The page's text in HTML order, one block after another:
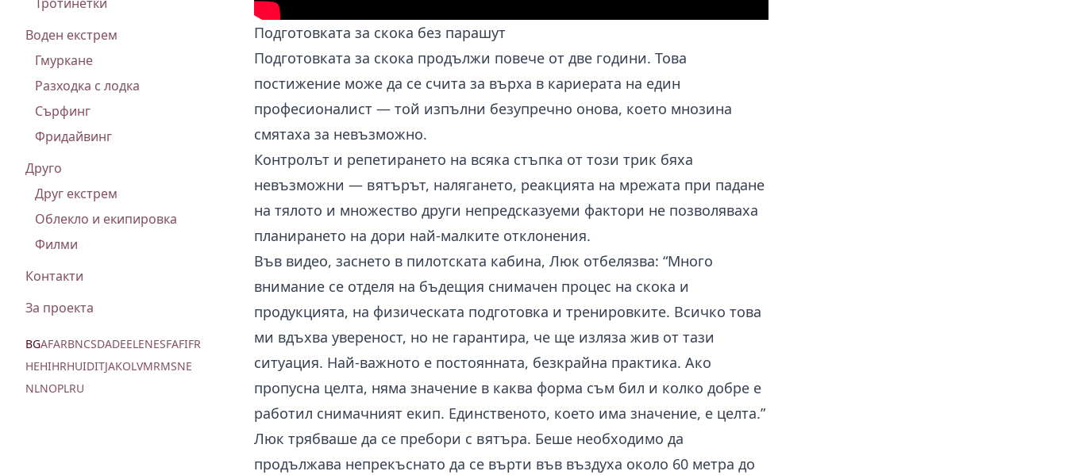
Воден екстрем
Гмуркане
Разходка с лодка
Сърфинг
Фридайвинг
Друго
Друг екстрем
Облекло и екипировка
Филми
Контакти
За проекта
BGAFARBNCSDADEELENESFAFIFR
HEHIHRHUIDITJAKOLVMRMSNE
NLNOPLRU
Подготовката за скока без парашут
Подготовката за скока продължи повече от две години. Това
постижение може да се счита за върха в кариерата на един
професионалист — той изпълни безупречно онова, което мнозина
смятаха за невъзможно.
Контролът и репетирането на всяка стъпка от този трик бяха
невъзможни — вятърът, налягането, реакцията на мрежата при падане
на тялото и множество други непредсказуеми фактори не позволяваха
планирането на дори най-малките отклонения.
Във видео, заснето в пилотската кабина, Люк отбелязва: “Много
внимание се отделя на бъдещия снимачен процес на скока и
продукцията, на физическата подготовка и тренировките. Всичко това
ми вдъхва увереност, но не гарантира, че ще изляза жив от тази
ситуация. Най-важното е постоянната, безкрайна практика. Ако
пропусна целта, няма значение в каква форма съм бил и колко добре е
работил снимачният екип. Единственото, което има значение, е целта.”
Люк трябваше да се пребори с вятъра. Беше необходимо да
продължава непрекъснато да се върти във въздуха около 60 метра до